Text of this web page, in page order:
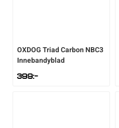
OXDOGTriad Carbon NBC3
Innebandyblad
399:-